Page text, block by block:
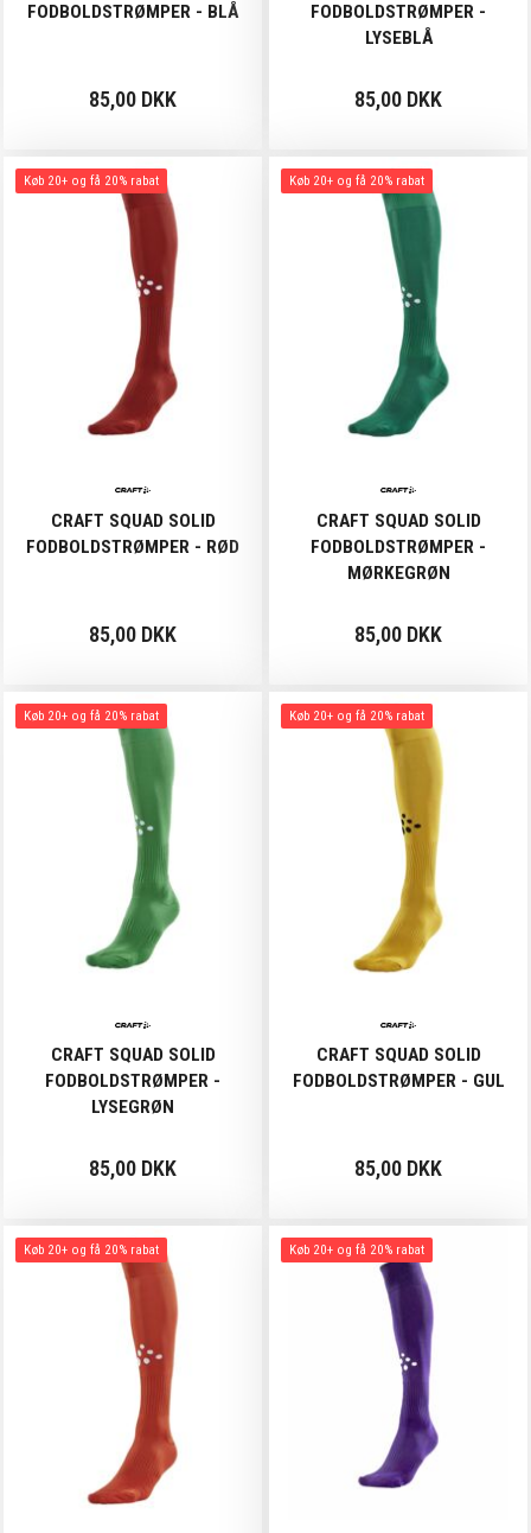
FODBOLDSTRØMPER - BLÅ
85,00 DKK
FODBOLDSTRØMPER -
LYSEBLÅ
85,00 DKK
Køb 20+ og få 20% rabat
CRAFT SQUAD SOLID
FODBOLDSTRØMPER - RØD
85,00 DKK
Køb 20+ og få 20% rabat
CRAFT SQUAD SOLID
FODBOLDSTRØMPER -
MØRKEGRØN
85,00 DKK
Køb 20+ og få 20% rabat
CRAFT SQUAD SOLID
FODBOLDSTRØMPER -
LYSEGRØN
85,00 DKK
Køb 20+ og få 20% rabat
CRAFT SQUAD SOLID
FODBOLDSTRØMPER - GUL
85,00 DKK
Køb 20+ og få 20% rabat Køb 20+ og få 20% rabat